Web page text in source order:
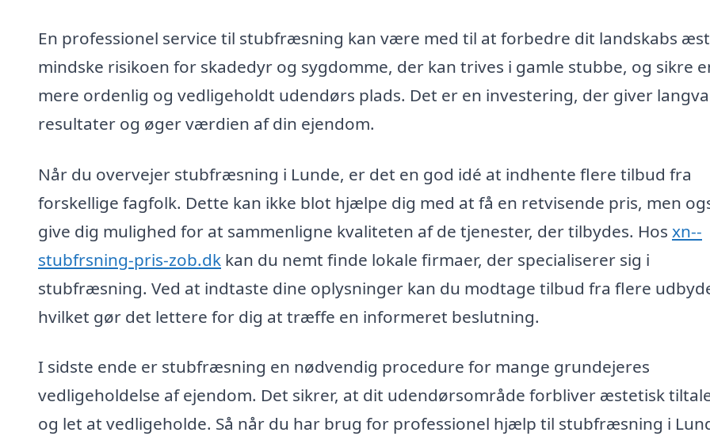
En professionel service til stubfræsning kan være med til at forbedre dit landskabs
mindske risikoen for skadedyr og sygdomme, der kan trives i gamle stubbe, og sikre
mere ordenlig og vedligeholdt udendørs plads. Det er en investering, der giver
resultater og øger værdien af din ejendom.
Når du overvejer stubfræsning i Lunde, er det en god idé at indhente flere tilbud fra
forskellige fagfolk. Dette kan ikke blot hjælpe dig med at få en retvisende pris, men
give dig mulighed for at sammenligne kvaliteten af de tjenester, der tilbydes. Hos xn--
stubfrsning-pris-zob.dk kan du nemt finde lokale firmaer, der specialiserer sig i
stubfræsning. Ved at indtaste dine oplysninger kan du modtage tilbud fra flere
hvilket gør det lettere for dig at træffe en informeret beslutning.
I sidste ende er stubfræsning en nødvendig procedure for mange grundejeres
vedligeholdelse af ejendom. Det sikrer, at dit udendørsområde forbliver æstetisk
og let at vedligeholde. Så når du har brug for professionel hjælp til stubfræsning i